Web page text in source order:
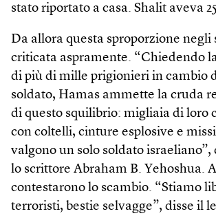
stato riportato a casa. Shalit aveva
Da allora questa sproporzione negli
criticata aspramente. “Chiedendo
di più di mille prigionieri in cambio
soldato, Hamas ammette la cruda
di questo squilibrio: migliaia di loro
con coltelli, cinture esplosive e
valgono un solo soldato israeliano”,
lo scrittore Abraham B. Yehoshua.
contestarono lo scambio. “Stiamo
terroristi, bestie selvagge”, disse il